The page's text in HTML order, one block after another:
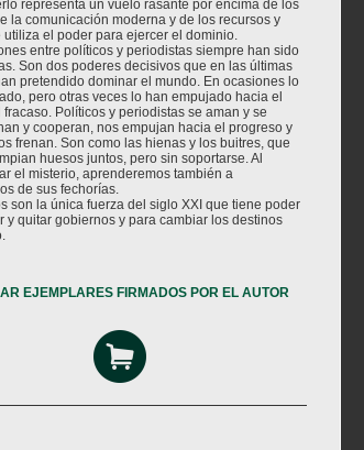
representa un vuelo rasante por encima de los
la comunicación moderna y de los recursos y
utiliza el poder para ejercer el dominio.
entre políticos y periodistas siempre han sido
Son dos poderes decisivos que en las últimas
pretendido dominar el mundo. En ocasiones lo
pero otras veces lo han empujado hacia el
fracaso. Políticos y periodistas se aman y se
y cooperan, nos empujan hacia el progreso y
frenan. Son como las hienas y los buitres, que
huesos juntos, pero sin soportarse. Al
el misterio, aprenderemos también a
de sus fechorías.
son la única fuerza del siglo XXI que tiene poder
y quitar gobiernos y para cambiar los destinos
EJEMPLARES FIRMADOS POR EL AUTOR